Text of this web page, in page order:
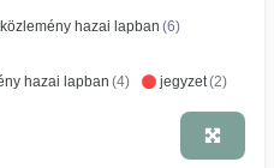
hazai lapban (6)
hazai lapban (4) jegyzet(2)